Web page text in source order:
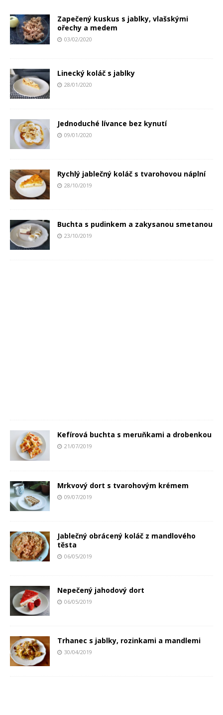
Zapečený kuskus s jablky, vlašskými
ořechy a medem
03/02/2020
Linecký koláč s jablky
28/01/2020
Jednoduché lívance bez kynutí
09/01/2020
Rychlý jablečný koláč s tvarohovou náplní
28/10/2019
Buchta s pudinkem a zakysanou smetanou
23/10/2019
Kefírová buchta s meruňkami a drobenkou
21/07/2019
Mrkvový dort s tvarohovým krémem
09/07/2019
Jablečný obrácený koláč z mandlového
těsta
06/05/2019
Nepečený jahodový dort
06/05/2019
Trhanec s jablky, rozinkami a mandlemi
30/04/2019